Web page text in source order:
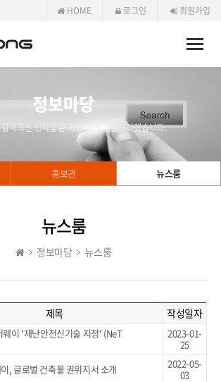
HOME 로그인 회원가입
Toggle
정보마당
각적인 신제품을 가장 먼저 전달드리겠습니다.
홍보관 뉴스룸
뉴스룸
정보마당 뉴스룸
제목 작성일자
웨이 '재난안전신기술 지정' (NeT
2023-01-
25
, 글로벌 건축물 권위지서 소개
2022-05-
03